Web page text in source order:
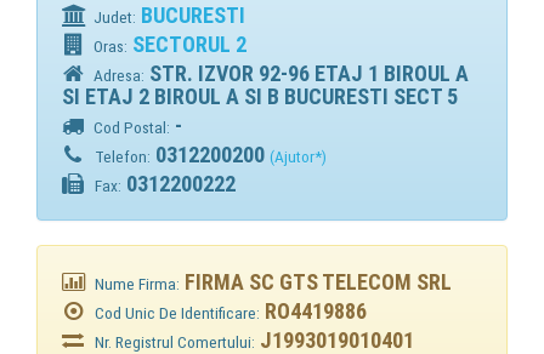
Judet: BUCURESTI
Oras: SECTORUL 2
Adresa: STR. IZVOR 92-96 ETAJ 1 BIROUL A
SI ETAJ 2 BIROUL A SI B BUCURESTI SECT 5
Cod Postal: -
Telefon: 0312200200(Ajutor*)
Fax: 0312200222
Nume Firma: FIRMA SC GTS TELECOM SRL
Cod Unic De Identificare: RO4419886
Nr. Registrul Comertului: J1993019010401